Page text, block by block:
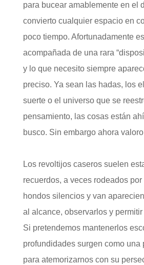
para bucear amablemente en el
convierto cualquier espacio en
poco tiempo. Afortunadamente
acompañada de una rara
y lo que necesito siempre
preciso. Ya sean las hadas, los
suerte o el universo que se
pensamiento, las cosas están
busco. Sin embargo ahora
Los revoltijos caseros suelen
recuerdos, a veces rodeados
hondos silencios y van
al alcance, observarlos y
Si pretendemos mantenerlos
profundidades surgen como una
para atemorizarnos con su